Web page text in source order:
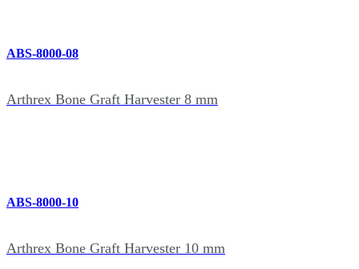
ABS-8000-08
Arthrex Bone Graft Harvester 8 mm
ABS-8000-10
Arthrex Bone Graft Harvester 10 mm